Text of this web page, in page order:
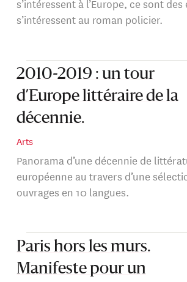
s’intéressent à l’Europe, ce sont
s’intéressent au roman policier.
2010-2019 : un tour
d’Europe littéraire de la
décennie.
Arts
Panorama d’une décennie de
européenne au travers d’une
ouvrages en 10 langues.
Paris hors les murs.
Manifeste pour un